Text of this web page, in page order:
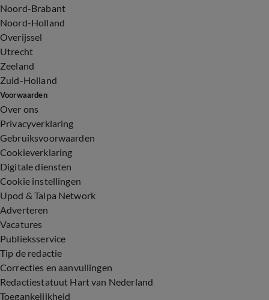
Noord-Brabant
Noord-Holland
Overijssel
Utrecht
Zeeland
Zuid-Holland
Voorwaarden
Over ons
Privacyverklaring
Gebruiksvoorwaarden
Cookieverklaring
Digitale diensten
Cookie instellingen
Upod & Talpa Network
Adverteren
Vacatures
Publieksservice
Tip de redactie
Correcties en aanvullingen
Redactiestatuut Hart van Nederland
Toegankelijkheid